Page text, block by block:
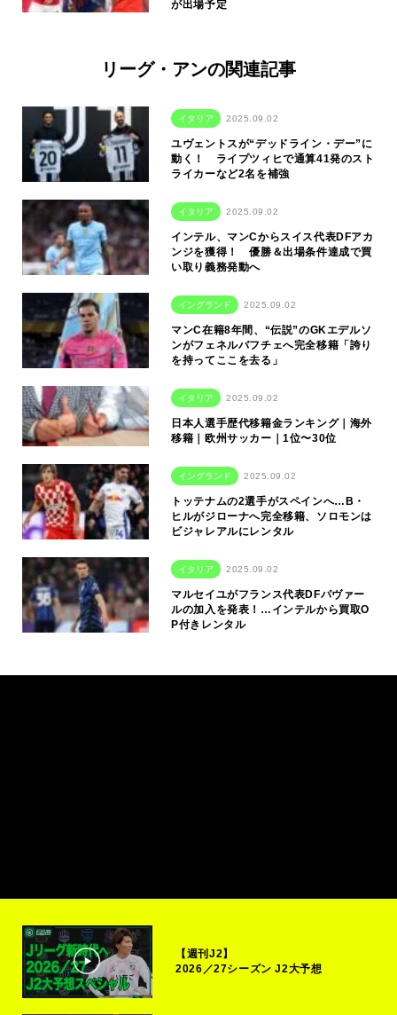
が出場予定
リーグ・アンの関連記事
イタリア 2025.09.02
ユヴェントスが“デッドライン・デー”に
動く！ ライプツィヒで通算41発のスト
ライカーなど2名を補強
イタリア 2025.09.02
インテル、マンCからスイス代表DFアカ
ンジを獲得！ 優勝＆出場条件達成で買
い取り義務発動へ
イングランド 2025.09.02
マンC在籍8年間、“伝説”のGKエデルソ
ンがフェネルバフチェへ完全移籍「誇り
を持ってここを去る」
イタリア 2025.09.02
日本人選手歴代移籍金ランキング｜海外
移籍｜欧州サッカー｜1位〜30位
イングランド 2025.09.02
トッテナムの2選手がスペインへ…B・
ヒルがジローナへ完全移籍、ソロモンは
ビジャレアルにレンタル
イタリア 2025.09.02
マルセイユがフランス代表DFパヴァー
ルの加入を発表！…インテルから買取O
P付きレンタル
【週刊J2】
2026／27シーズン J2大予想